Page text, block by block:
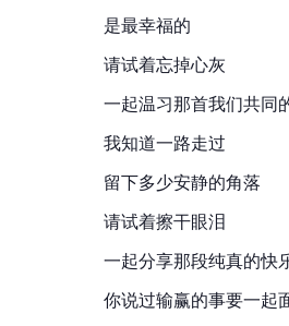
是最幸福的
请试着忘掉心灰
一起温习那首我们共同
我知道一路走过
留下多少安静的角落
请试着擦干眼泪
一起分享那段纯真的快
你说过输赢的事要一起